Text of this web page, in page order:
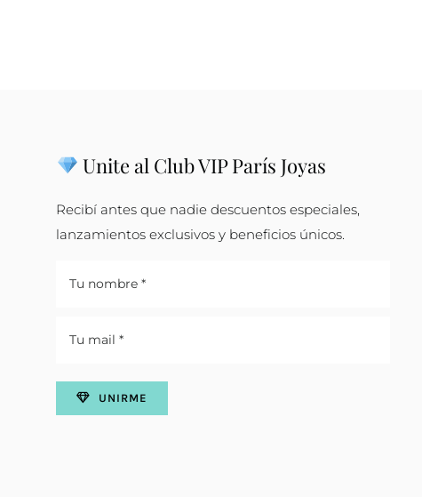
Unite al Club VIP París Joyas
Recibí antes que nadie descuentos especiales,
lanzamientos exclusivos y beneficios únicos.
UNIRME